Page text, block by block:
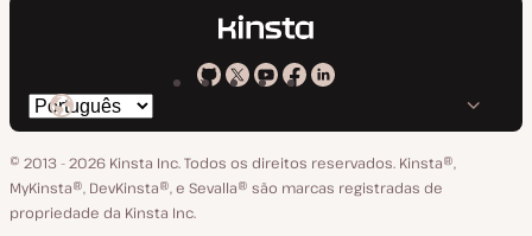
Kinsta
GitHub
Kinsta
X
Kinsta
YouTube
Kinsta
Facebook
Kinsta
LinkedIn
Trocar
o
idioma
© 2013 - 2026 Kinsta Inc. Todos os direitos reservados. Kinsta®‚
MyKinsta®‚ DevKinsta®‚ e Sevalla® são marcas registradas de
propriedade da Kinsta Inc.